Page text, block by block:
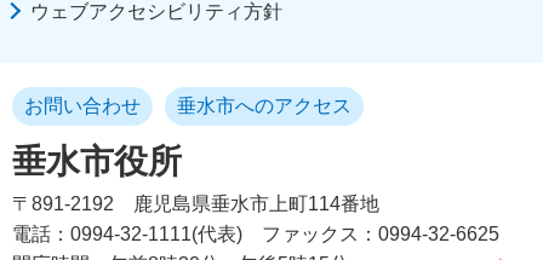
ウェブアクセシビリティ方針
垂水市役所
お問い合わせ 垂水市へのアクセス
〒891-2192
鹿児島県垂水市上町114番地
電話：0994-32-1111(代表)
ファックス：0994-32-6625